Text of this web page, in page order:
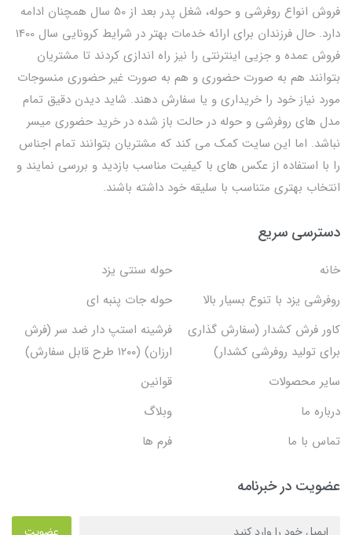
فروش انواع روفرشی و حوله، شغل پدر بعد از 50 سال همچنان ادامه
دارد. حال فرزندان برای ارائه خدمات بهتر در شرایط کرونایی سال 1400
فروش عمده و جزیی اینترنتی را نیز راه اندازی کردند تا مشتریان
بتوانند هم به صورت حضوری و هم به صورت غیر حضوری منسوجات
مورد نیاز خود را خریداری و یا سفارش دهند. شاید دیدن دقیق تمام
مدل های روفرشی و حوله در حالت باز شده در خرید حضوری میسر
نباشد. اما این سایت کمک می کند که مشتریان بتوانند تمام اجناس
را با استفاده از عکس های با کیفیت مناسب بازدید و بررسی نمایند و
انتخاب بهتری متناسب با سلیقه خود داشته باشند.
دسترسی سریع
خانه
حوله سنتی یزد
روفرشی یزد با تنوع بسیار بالا
حوله جات پنبه ای
کاور فرش کشدار (سفارش گذاری
برای تولید روفرشی کشدار)
فرشینه استپ دار ضد سر (فرش
ارزان) (۱۲۰۰ طرح قابل سفارش)
سایر محصولات
قوانین
درباره ما
وبلاگ
تماس با ما
فرم ها
عضویت در خبرنامه